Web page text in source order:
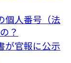
個人番号（法
？
が官報に公示